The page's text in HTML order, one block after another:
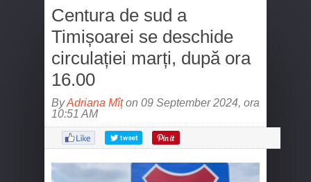
Centura de sud a
Timișoarei se deschide
circulației marți, după ora
16.00
ByAdriana Mîțon 09 September 2024, ora
10:51 AM